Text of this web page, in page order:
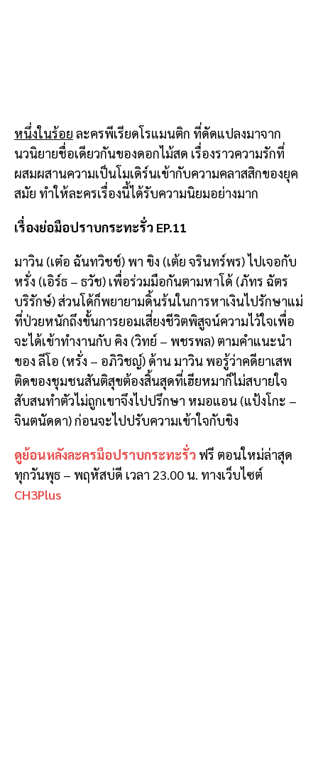
หนึ่งในร้อย ละครพีเรียดโรแมนติก ที่ดัดแปลงมาจาก
นวนิยายชื่อเดียวกันของดอกไม้สด เรื่องราวความรักที่
ผสมผสานความเป็นโมเดิร์นเข้ากับความคลาสสิกของยุค
สมัย ทำให้ละครเรื่องนี้ได้รับความนิยมอย่างมาก
เรื่องย่อมือปราบกระทะรั่ว EP.11
มาวิน (เต๋อ ฉันทวิชช์) พา ขิง (เต้ย จรินทร์พร) ไปเจอกับ
หรั่ง (เอิร์ธ – ธวัช) เพื่อร่วมมือกันตามหาโด้ (ภัทร ฉัตร
บริรักษ์) ส่วนโด้ก็พยายามดิ้นร้นในการหาเงินไปรักษาแม่
ที่ป่วยหนักถึงขั้นการยอมเสี่ยงชีวิตพิสูจน์ความไว้ใจเพื่อ
จะได้เข้าทำงานกับ คิง (วิทย์ – พชรพล) ตามคำแนะนำ
ของ ลีโอ (หรั่ง – อภิวิชญ์) ด้าน มาวิน พอรู้ว่าคดียาเสพ
ติดของชุมชนสันติสุขต้องสิ้นสุดที่เฮียหมาก็ไม่สบายใจ
สับสนทำตัวไม่ถูกเขาจึงไปปรึกษา หมอแอน (แป้งโกะ –
จินตนัดดา) ก่อนจะไปปรับความเข้าใจกับขิง
ดูย้อนหลังละครมือปราบกระทะรั่ว ฟรี ตอนใหม่ล่าสุด
ทุกวันพุธ – พฤหัสบ่ดี เวลา 23.00 น. ทางเว็บไซต์
CH3Plus